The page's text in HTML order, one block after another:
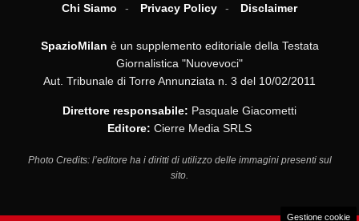
Chi Siamo Privacy Policy Disclaimer
SpazioMilan è un supplemento editoriale della Testata
Giornalistica "Nuovevoci"
Aut. Tribunale di Torre Annunziata n. 3 del 10/02/2011
Direttore responsabile: Pasquale Giacometti
Editore: Cierre Media SRLS
Photo Credits: l’editore ha i diritti di utilizzo delle immagini presenti sul
sito.
Gestione cookie